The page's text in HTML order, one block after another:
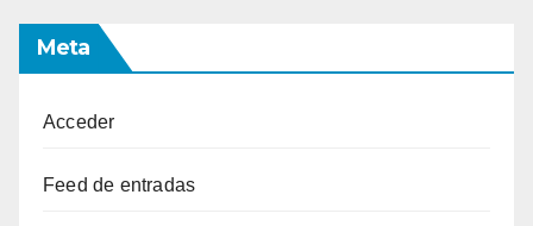
Meta
Acceder
Feed de entradas